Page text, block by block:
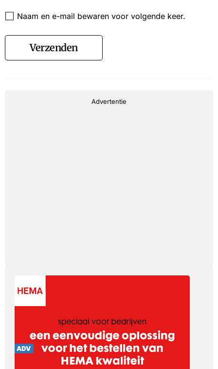
Naam en e-mail bewaren voor volgende keer.
Verzenden
Advertentie